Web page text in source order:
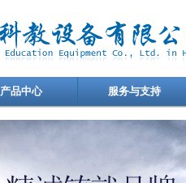
产品中心 服务与支持